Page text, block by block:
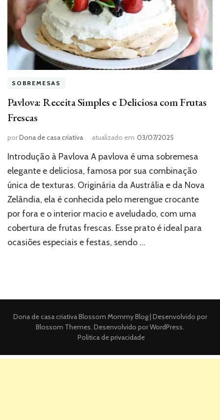
SOBREMESAS
Pavlova: Receita Simples e Deliciosa com Frutas
Frescas
porDona de casa criativa atualizado em 03/07/2025
Introdução à Pavlova A pavlova é uma sobremesa
elegante e deliciosa, famosa por sua combinação
única de texturas. Originária da Austrália e da Nova
Zelândia, ela é conhecida pelo merengue crocante
por fora e o interior macio e aveludado, com uma
cobertura de frutas frescas. Esse prato é ideal para
ocasiões especiais e festas, sendo …
Dona de casa criativaBlossom Mommy Blog | Desenvolvido por
Blossom Themes. Desenvolvido porWordPress.
Politica de privacidade